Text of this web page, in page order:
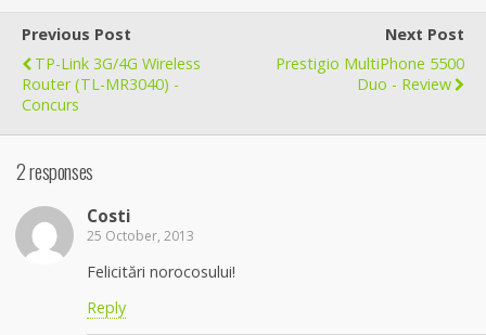
Previous Post
TP-Link 3G/4G Wireless
Router (TL-MR3040) -
Concurs
Next Post
Prestigio MultiPhone 5500
Duo - Review
2 responses
Costi
25 October, 2013
Felicitări norocosului!
Reply